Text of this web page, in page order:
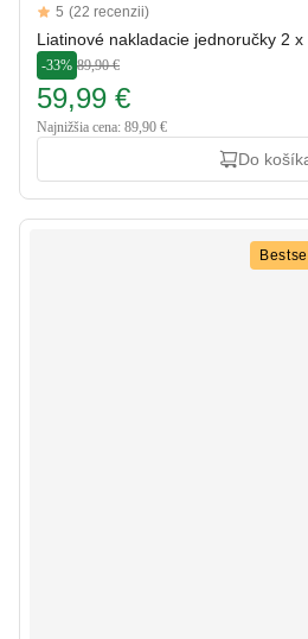
Reviews
5 out of 5 stars
5 (22 recenzii)
Liatinové nakladacie jednoručky 2
-33% 89,90 €
59,99 €
Najnižšia cena: 89,90 €
Do